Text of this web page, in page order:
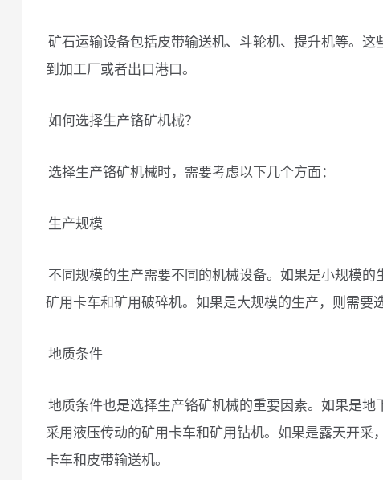
矿石运输设备包括皮带输送机、斗轮机、提升机等。
到加工厂或者出口港口。
如何选择生产铬矿机械？
选择生产铬矿机械时，需要考虑以下几个方面：
生产规模
不同规模的生产需要不同的机械设备。如果是小规模
矿用卡车和矿用破碎机。如果是大规模的生产，则需要
地质条件
地质条件也是选择生产铬矿机械的重要因素。如果是
采用液压传动的矿用卡车和矿用钻机。如果是露天开采
卡车和皮带输送机。